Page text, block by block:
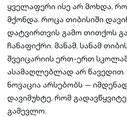
ყველაფერი ისე არ მოხდა,
მქონდა. როცა თიბისიში
დატვირთვის გამო თითქოს
ჩანაფიქრი. მანამ, სანამ
შვეიცარიის ერთ-ერთ
ასამაღლებლად არ წავედით.
ნოვაცია არსებობს —
დავიმუხტე, რომ
გამევლო.